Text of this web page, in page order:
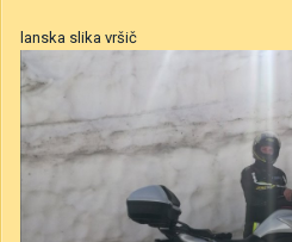
lanska slika vršič